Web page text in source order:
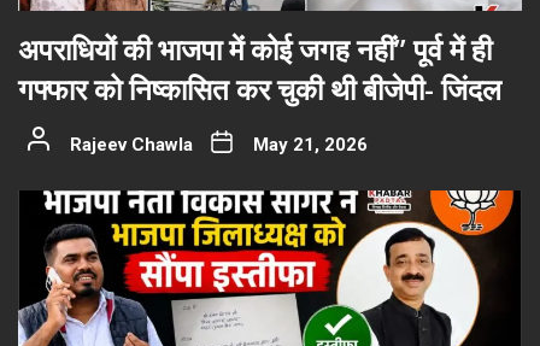
अपराधियों की भाजपा में कोई जगह नहीं” पूर्व में ही
गफ्फार को निष्कासित कर चुकी थी बीजेपी- जिंदल
Rajeev Chawla May 21, 2026